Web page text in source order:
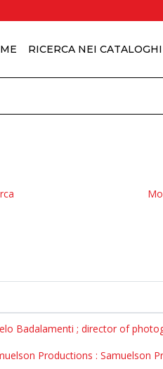
RICERCA NEI CATALOGHI
Badalamenti ; director of
Productions : Samuelson